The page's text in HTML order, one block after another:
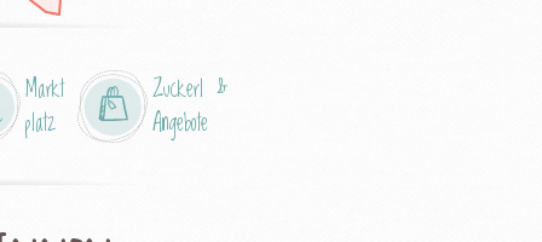
Markt
platz
Zuckerl &
Angebote